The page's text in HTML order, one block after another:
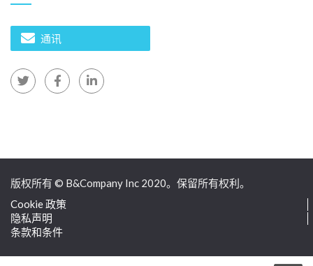
通讯
版权所有 © B&Company Inc 2020。保留所有权利。
Cookie 政策
隐私声明
条款和条件